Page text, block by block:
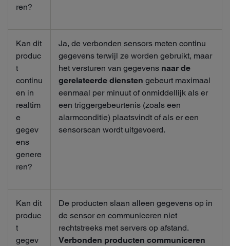
ren?
Kan dit
produc
t
continu
en in
realtim
e
gegev
ens
genere
ren?
Ja, de verbonden sensors meten continu
gegevens terwijl ze worden gebruikt, maar
het versturen van gegevens naar de
gerelateerde diensten gebeurt maximaal
eenmaal per minuut of onmiddellijk als er
een triggergebeurtenis (zoals een
alarmconditie) plaatsvindt of als er een
sensorscan wordt uitgevoerd.
Kan dit
produc
t
gegev
De producten slaan alleen gegevens op in
de sensor en communiceren niet
rechtstreeks met servers op afstand.
Verbonden producten communiceren